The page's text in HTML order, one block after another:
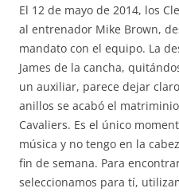
El 12 de mayo de 2014, los
al entrenador Mike Brown,
mandato con el equipo. La
James de la cancha,
un auxiliar, parece dejar
anillos se acabó el
Cavaliers. Es el único
música y no tengo en la
fin de semana. Para
seleccionamos para tí,